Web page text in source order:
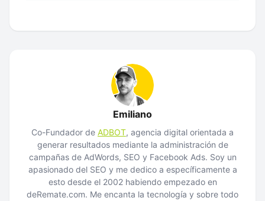
Emiliano
Co-Fundador de ADBOT, agencia digital orientada a
generar resultados mediante la administración de
campañas de AdWords, SEO y Facebook Ads. Soy un
apasionado del SEO y me dedico a específicamente a
esto desde el 2002 habiendo empezado en
deRemate.com. Me encanta la tecnología y sobre todo